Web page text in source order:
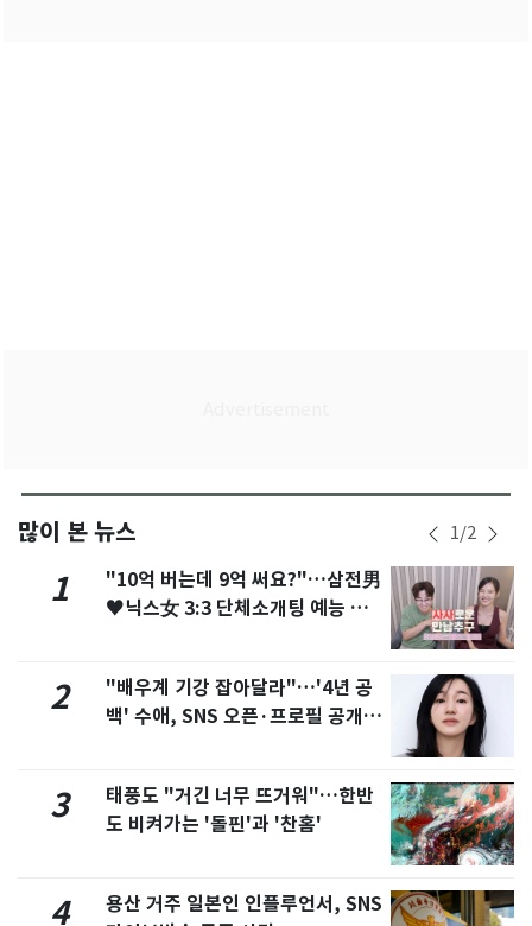
많이 본 뉴스 1/2
1
"10억 버는데 9억 써요?"…삼전男
♥닉스女 3:3 단체소개팅 예능 화
2
"배우계 기강 잡아달라"…'4년 공
백' 수애, SNS 오픈·프로필 공개
3
태풍도 "거긴 너무 뜨거워"…한반
도 비켜가는 '돌핀'과 '찬홈'
4
용산 거주 일본인 인플루언서, SNS